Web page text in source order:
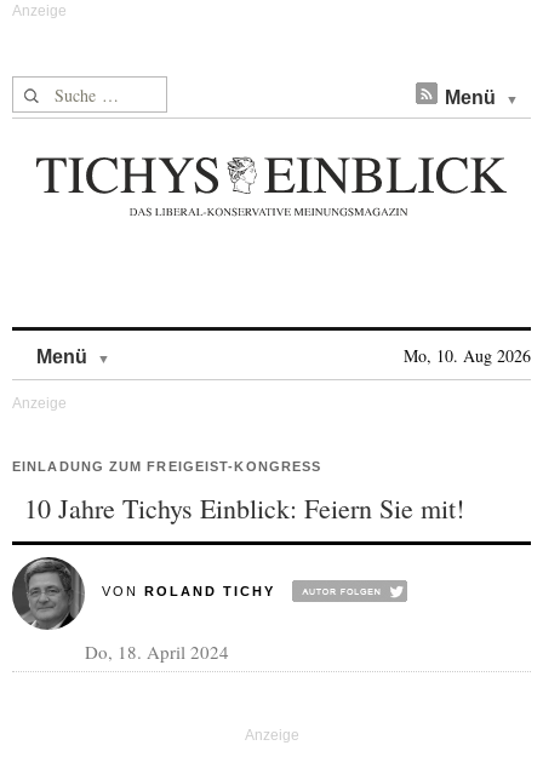
Suche nach: Menü
Menü Mo, 10. Aug 2026
EINLADUNG ZUM FREIGEIST-KONGRESS
10 Jahre Tichys Einblick: Feiern Sie mit!
VON ROLAND TICHY
Do, 18. April 2024